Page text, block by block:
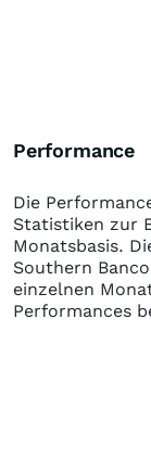
Performance
Die
Statistiken zur
Monatsbasis.
Southern
einzelnen
Performances